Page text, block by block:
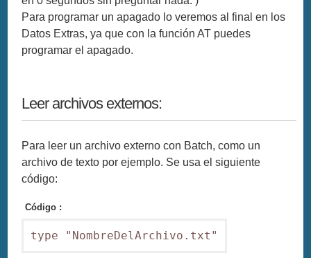
Para programar un apagado lo veremos al final en los
Datos Extras, ya que con la función AT puedes
programar el apagado.
Leer archivos externos:
Para leer un archivo externo con Batch, como un
archivo de texto por ejemplo. Se usa el siguiente
código:
Código :
type "NombreDelArchivo.txt"